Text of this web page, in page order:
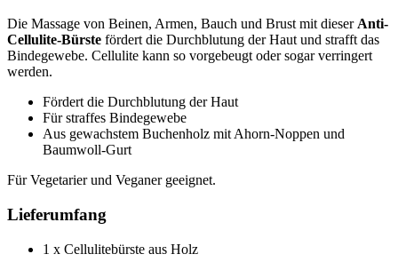
Die Massage von Beinen, Armen, Bauch und Brust mit dieser Anti-
Cellulite-Bürste fördert die Durchblutung der Haut und strafft das
Bindegewebe. Cellulite kann so vorgebeugt oder sogar verringert
werden.
Fördert die Durchblutung der Haut
Für straffes Bindegewebe
Aus gewachstem Buchenholz mit Ahorn-Noppen und
Baumwoll-Gurt
Für Vegetarier und Veganer geeignet.
Lieferumfang
1 x Cellulitebürste aus Holz